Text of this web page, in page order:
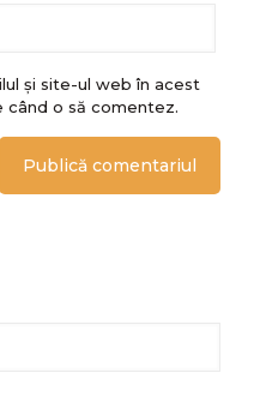
și site-ul web în acest
când o să comentez.